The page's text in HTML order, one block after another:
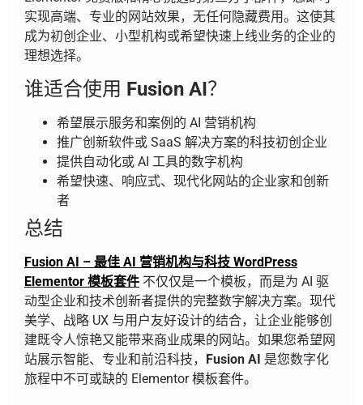
实现高端、专业的网站效果，无任何隐藏费用。这使其
成为初创企业、小型机构或希望快速上线业务的企业的
理想选择。
谁适合使用 Fusion AI？
希望展示服务和案例的 AI 营销机构
推广创新软件或 SaaS 解决方案的科技初创企业
提供自动化或 AI 工具的数字机构
希望快速、响应式、现代化网站的企业家和创新
者
总结
Fusion AI – 最佳 AI 营销机构与科技 WordPress
Elementor 模板套件 不仅仅是一个模板，而是为 AI 驱
动型企业和技术创新者提供的完整数字解决方案。现代
美学、战略 UX 与用户友好设计的结合，让企业能够创
建既令人惊艳又能带来商业成果的网站。如果您希望网
站展示智能、专业和前沿科技， Fusion AI 是您数字化
旅程中不可或缺的 Elementor 模板套件。